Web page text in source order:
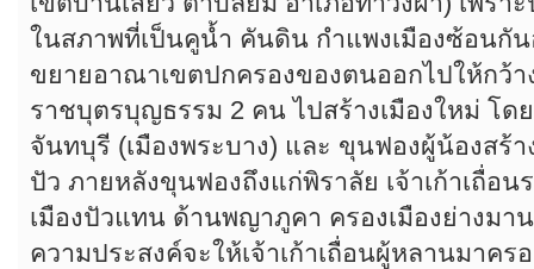
ในสภาพที่เป็นคูน้ำ คันดิน กำแพงเมืองซ้อนกั
ขยายอาณาเขตปกครองของตนออกไปให้กว้า
ราชบุตรบุญธรรม 2 คน ไปสร้างเมืองใหม่ โด
จันทบุรี (เมืองพระบาง) และ ขุนฟองผู้น้องสร้า
ปัว ภายหลังขุนฟองถึงแก่พิราลัย เจ้าเก้าเถื่อ
เมืองปัวแทน ด้านพญาภูคา ครองเมืองย่างม
ความประสงค์จะให้เจ้าเก้าเถื่อนผู้หลานมาคร